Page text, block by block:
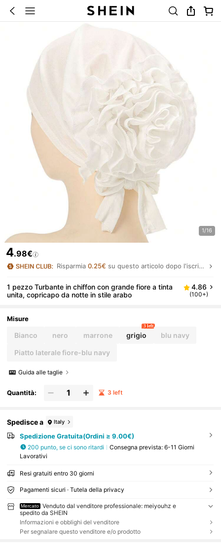
1/16
4.98€
Risparmia0.25€ su questo articolo dopo l'iscrizione.
1 pezzo Turbante in chiffon con grande fiore a tinta
unita, copricapo da notte in stile arabo
4.86
(100+)
Misure
Bianco nero marrone grigio
3 left
blu navy
Piatto laterale fiore-blu navy
Guida alle taglie
Quantità: 3 left
Spedisce a Italy
Spedizione Gratuita(Ordini ≥ 9.00€)
200 punto, se ci sono ritardi Consegna prevista: 6-11 Giorni
Lavorativi
Resi gratuiti entro 30 giorni
Pagamenti sicuri · Tutela della privacy
Mercato
Venduto dal venditore professionale: meiyouhz e
spedito da SHEIN
Informazioni e obblighi del venditore
Per segnalare questo venditore e/o prodotto